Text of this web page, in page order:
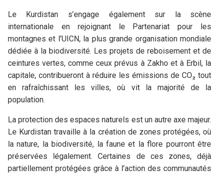
Le Kurdistan s’engage également sur la scène
internationale en rejoignant le Partenariat pour les
montagnes et l’UICN, la plus grande organisation mondiale
dédiée à la biodiversité. Les projets de reboisement et de
ceintures vertes, comme ceux prévus à Zakho et à Erbil, la
capitale, contribueront à réduire les émissions de CO₂ tout
en rafraîchissant les villes, où vit la majorité de la
population.
La protection des espaces naturels est un autre axe majeur.
Le Kurdistan travaille à la création de zones protégées, où
la nature, la biodiversité, la faune et la flore pourront être
préservées légalement. Certaines de ces zones, déjà
partiellement protégées grâce à l’action des communautés